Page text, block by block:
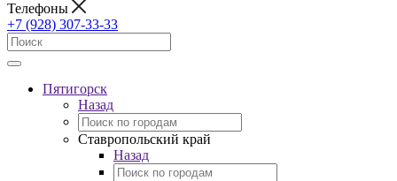
Телефоны
+7 (928) 307-33-33
Пятигорск
Назад
Ставропольский край
Назад